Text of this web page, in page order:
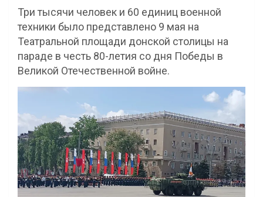
Три тысячи человек и 60 единиц военной
техники было представлено 9 мая на
Театральной площади донской столицы на
параде в честь 80-летия со дня Победы в
Великой Отечественной войне.